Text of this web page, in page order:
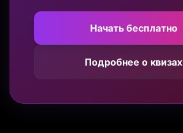
Начать бесплатно
Подробнее о квизах